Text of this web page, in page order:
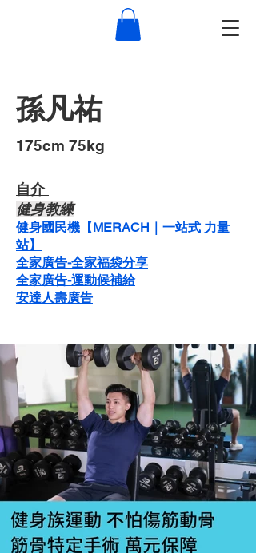
孫凡祐
​175cm 75kg
自介 ​
健身教練
健身國民機【MERACH｜一站式 力量
站】
​全家廣告-全家福袋分享
全家廣告-運動候補給
安達人壽廣告